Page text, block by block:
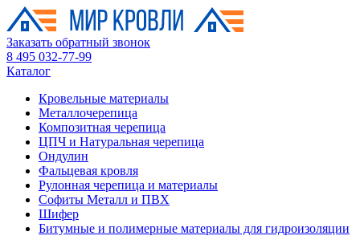
Заказать обратный звонок
8 495 032-77-99
Каталог
Кровельные материалы
Металлочерепица
Композитная черепица
ЦПЧ и Натуральная черепица
Ондулин
Фальцевая кровля
Рулонная черепица и материалы
Софиты Металл и ПВХ
Шифер
Битумные и полимерные материалы для гидроизоляции